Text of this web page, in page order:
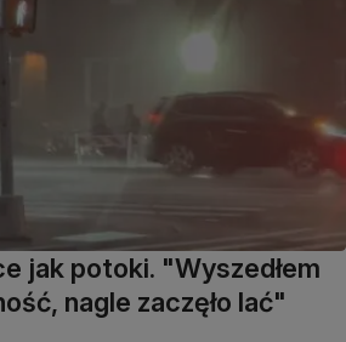
jak potoki. "Wyszedłem
nagle zaczęło lać"